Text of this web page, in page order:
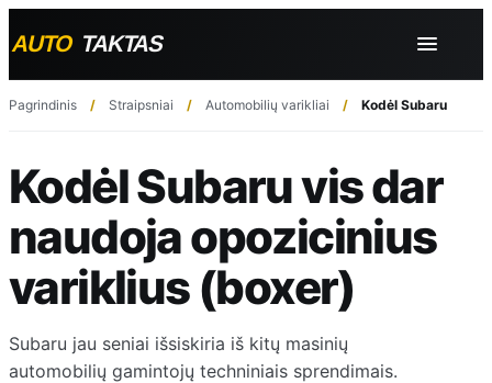
Pagrindinis Straipsniai Automobilių varikliai Kodėl Subaru vis
Kodėl Subaru vis dar
naudoja opozicinius
variklius (boxer)
Subaru jau seniai išsiskiria iš kitų masinių
automobilių gamintojų techniniais sprendimais.